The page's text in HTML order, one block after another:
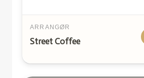
ARRANGØR
Street Coffee